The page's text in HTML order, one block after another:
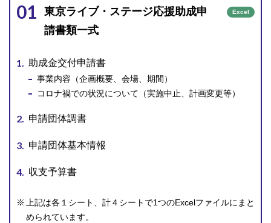
01
東京ライブ・ステージ応援助成申
請書類一式
Excel
助成金交付申請書
事業内容（企画概要、会場、期間）
コロナ禍での状況について（実施中止、計画変更等）
申請団体調書
申請団体基本情報
収支予算書
上記は各１シート、計４シートで1つのExcelファイルにまと
められています。